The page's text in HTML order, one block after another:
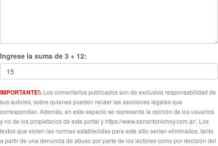
Ingrese la suma de 3 + 12:
IMPORTANTE!: Los comentarios publicados son de exclusiva responsabilidad de
sus autores, sobre quienes pueden recaer las sanciones legales que
correspondan. Además, en este espacio se representa la opinión de los usuarios
y no de los propietarios de este portal y https://www.sanantoniohoy.com.ar/. Los
textos que violen las normas establecidas para este sitio serían eliminados, tanto
a partir de una denuncia de abuso por parte de los lectores como por decisión del